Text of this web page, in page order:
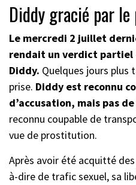
Diddy gracié par
Le mercredi 2 juillet
rendait un verdict partiel
Diddy. Quelques jours plus
prise. Diddy est reconnu
d’accusation, mais pas
reconnu coupable de
vue de prostitution.
Après avoir été acquitté
à-dire de trafic sexuel, sa